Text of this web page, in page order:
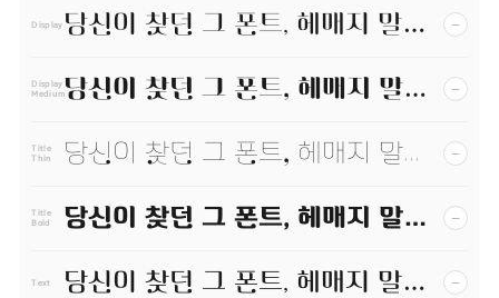
Display 당신이 찾던 그 폰트, 헤매지 말고 바로 폰코! −
Display
Medium
당신이 찾던 그 폰트, 헤매지 말고 바로 폰코! −
Title
Thin
당신이 찾던 그 폰트, 헤매지 말고 바로 폰코! −
Title
Bold
당신이 찾던 그 폰트, 헤매지 말고 바로 폰코! −
Text 당신이 찾던 그 폰트, 헤매지 말고 바로 폰코! −